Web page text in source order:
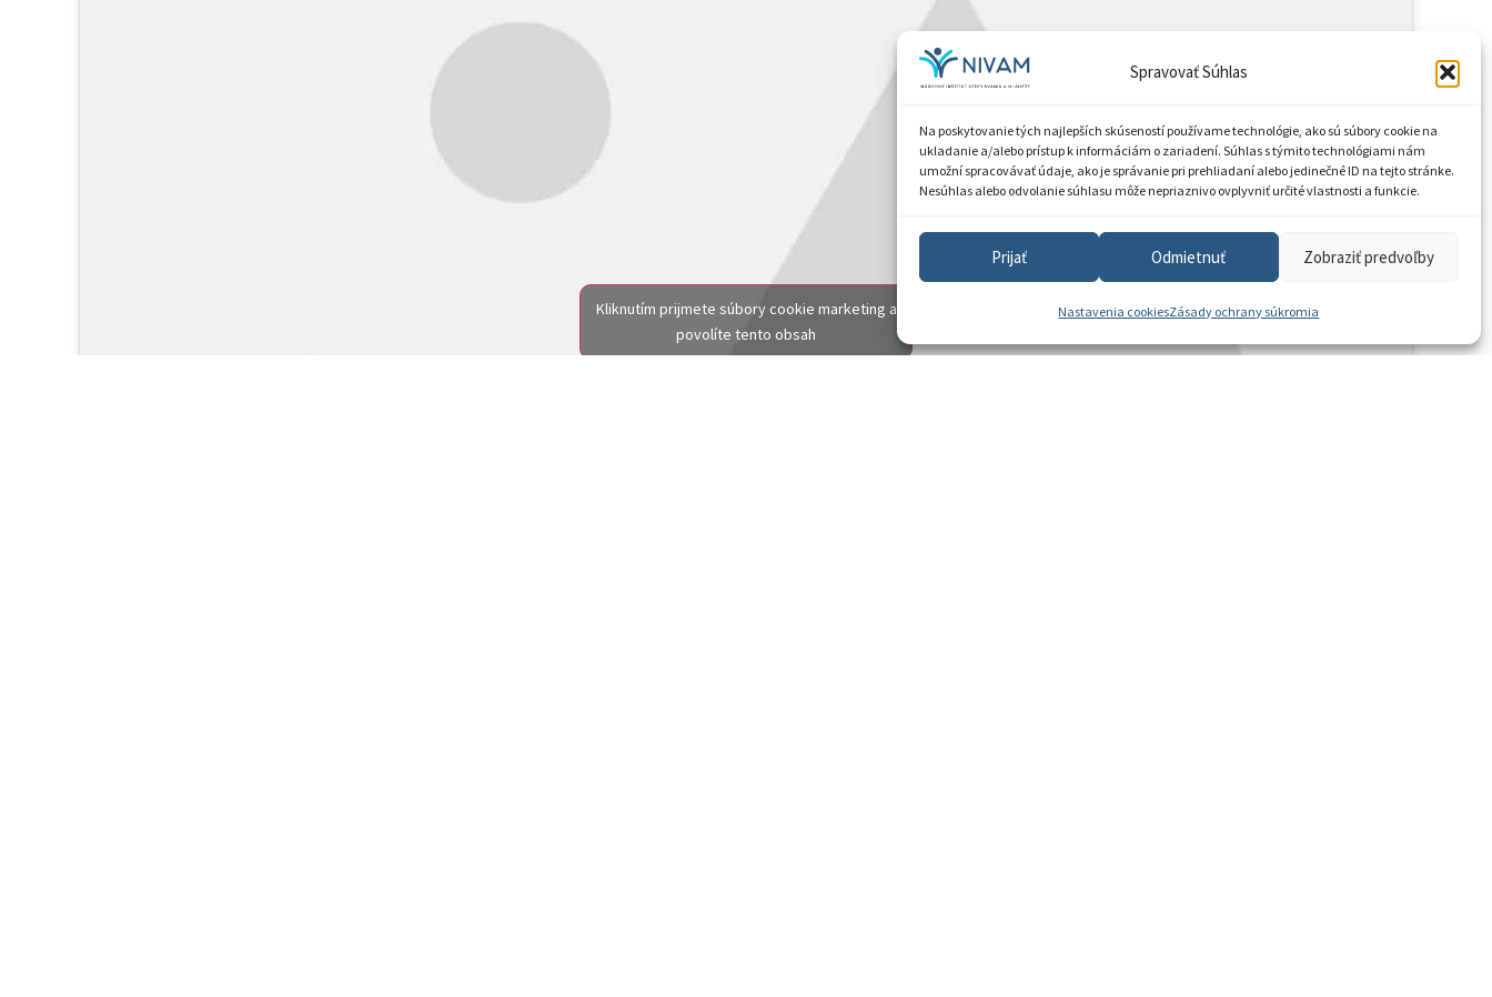
Spravovať Súhlas
Na poskytovanie tých najlepších skúseností používame technológie, ako sú súbory cookie na
ukladanie a/alebo prístup k informáciám o zariadení. Súhlas s týmito technológiami nám
umožní spracovávať údaje, ako je správanie pri prehliadaní alebo jedinečné ID na tejto stránke.
Nesúhlas alebo odvolanie súhlasu môže nepriaznivo ovplyvniť určité vlastnosti a funkcie.
Prijať Odmietnuť Zobraziť predvoľby
Nastavenia cookiesZásady ochrany súkromia
Kliknutím prijmete súbory cookie marketing a
povolíte tento obsah